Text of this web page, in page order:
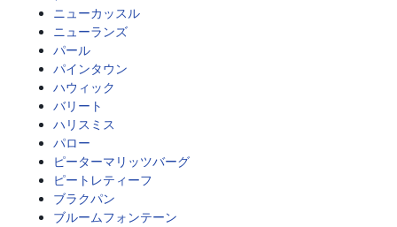
ニューカッスル
ニューランズ
パール
パインタウン
ハウィック
バリート
ハリスミス
パロー
ピーターマリッツバーグ
ピートレティーフ
ブラクパン
ブルームフォンテーン